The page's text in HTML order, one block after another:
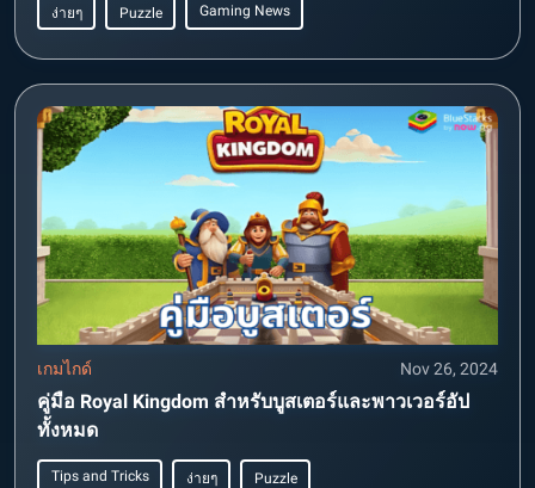
ง่ายๆ Puzzle Gaming News
เกมไกด์ Nov 26, 2024
คู่มือ Royal Kingdom สำหรับบูสเตอร์และพาวเวอร์อัป
ทั้งหมด
Tips and Tricks ง่ายๆ Puzzle